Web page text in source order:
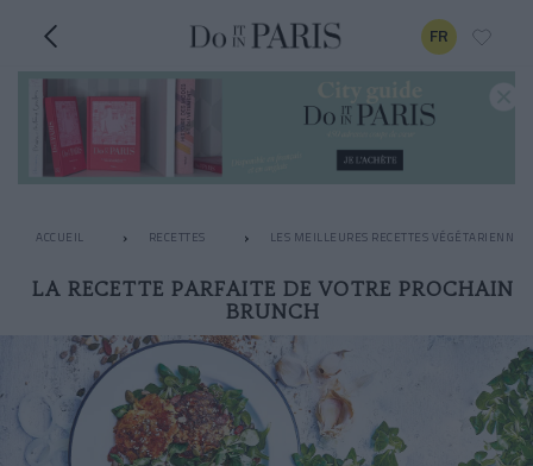
FR
ACCUEIL RECETTES LES MEILLEURES RECETTES VÉGÉTARIENNES
LA RECETTE PARFAITE DE VOTRE PROCHAIN
BRUNCH